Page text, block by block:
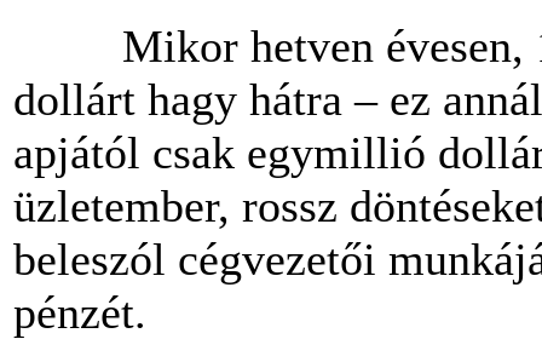
Mikor hetven évesen,
dollárt hagy hátra – ez
apjától csak egymillió
üzletember, rossz
beleszól cégvezetői
pénzét.